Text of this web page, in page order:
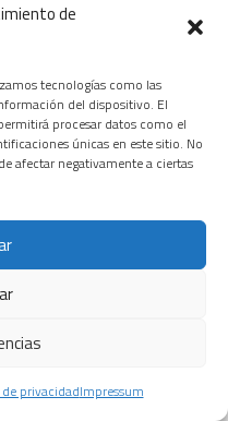
de
tecnologías como las
del dispositivo. El
procesar datos como el
únicas en este sitio. No
afectar negativamente a ciertas
privacidadImpressum